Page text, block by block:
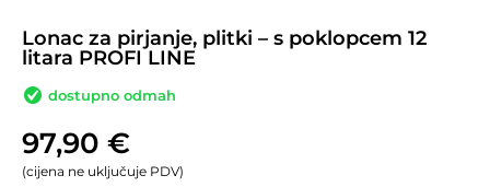
Lonac za pirjanje, plitki – s poklopcem 12
litara PROFI LINE
dostupno odmah
97,90 €
(cijena ne uključuje PDV)